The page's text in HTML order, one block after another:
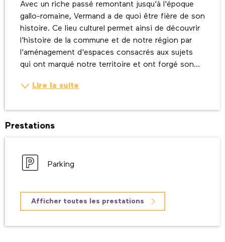
Avec un riche passé remontant jusqu'à l'époque
gallo-romaine, Vermand a de quoi être fière de son
histoire. Ce lieu culturel permet ainsi de découvrir
l'histoire de la commune et de notre région par
l'aménagement d'espaces consacrés aux sujets
qui ont marqué notre territoire et ont forgé son...
Lire la suite
Prestations
Parking
Afficher toutes les prestations